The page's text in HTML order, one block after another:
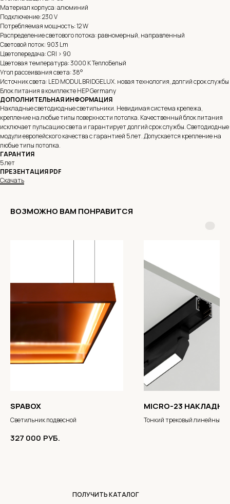
Материал корпуса: алюминий
Подключение: 230 V
Потребляемая мощность: 12 W
Распределение светового потока: равномерный, направленный
Световой поток: 903 Lm
Цветопередача: CRI > 90
Цветовая температура: 3000 K ТеплоБелый
Угол рассеивания света: 38°
Источник света: LED MODUL BRIDGELUX. новая технология, долгий срок службы
Блок питания в комплекте HEP Germany
ДОПОЛНИТЕЛЬНАЯ ИНФОРМАЦИЯ
Накладные светодиодные светильники. Невидимая система крепежа,
крепление на любые типы поверхности потолка. Качественный блок питания
исключает пульсацию света и гарантирует долгий срок службы. Светодиодные
модули европейского качества с гарантией 5 лет. Допускается крепление на
любые типы потолка.
ГАРАНТИЯ
5 лет
ПРЕЗЕНТАЦИЯ PDF
Скачать
ВОЗМОЖНО ВАМ ПОНРАВИТСЯ
SPABOX
Светильник подвесной
327 000 РУБ.
MICRO-23
Тонкий трековый линейный
ПОЛУЧИТЬ КАТАЛОГ